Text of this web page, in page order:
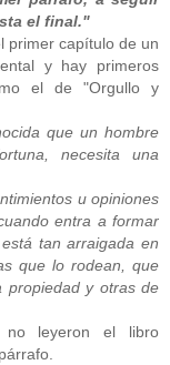
el final."
primer capítulo de un
y hay primeros
el de "Orgullo y
que un hombre
necesita una
u opiniones
entra a formar
tan arraigada en
que lo rodean, que
propiedad y otras de
leyeron el libro